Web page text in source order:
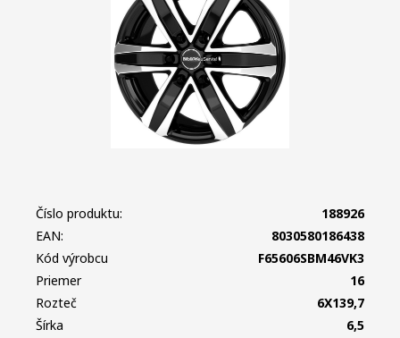
Číslo produktu:
188926
EAN:
8030580186438
Kód výrobcu
F65606SBM46VK3
Priemer
16
Rozteč
6X139,7
Šírka
6,5